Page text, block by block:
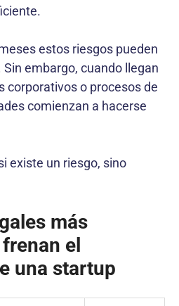
estos riesgos pueden
embargo, cuando llegan
corporativos o procesos de
comienzan a hacerse
existe un riesgo, sino
más
el
una startup